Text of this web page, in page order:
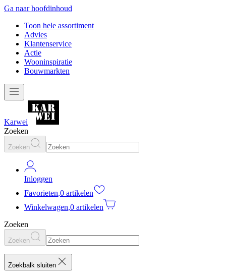
Ga naar hoofdinhoud
Toon hele assortiment
Advies
Klantenservice
Actie
Wooninspiratie
Bouwmarkten
Karwei
Zoeken
Zoeken
Inloggen
Favorieten,0 artikelen
Winkelwagen,0 artikelen
Zoeken
Zoeken
Zoekbalk sluiten